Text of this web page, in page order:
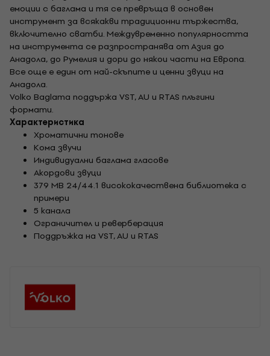
емоции с баглама и тя се превръща в основен
инструмент за всякакви традиционни тържества,
включително сватби. Междувременно популярността
на инструмента се разпространява от Азия до
Анадола, до Румелия и дори до някои части на Европа.
Все още е един от най-скъпите и ценни звуци на
Анадола.
Volko Baglama поддържа VST, AU и RTAS плъгини
формати.
Характеристика
Хроматични тонове
Кома звучи
Индивидуални баглама гласове
Акордови звуци
379 MB 24/44.1 висококачествена библиотека с
примери
5 канала
Ограничител и реверберация
Поддръжка на VST, AU и RTAS